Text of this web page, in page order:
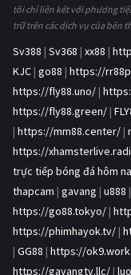
tôi chỉ liên kết với phương
trữ trên các dịch vụ của bên
Sv388 | Sv368 | xx88 |
KJC | go88 | https://
https://fly88.uno/ |
https://fly88.green/ |
| https://mm88.center/ |
https://
trực tiếp bóng đá hôm
thapcam | gavang | u888 |
https://go88.tokyo/ |
https://phimhayok.tv/ |
| GG88 | https://
https://gavangtv.llc/ |